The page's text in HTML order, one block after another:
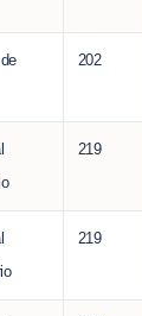
202
219
219